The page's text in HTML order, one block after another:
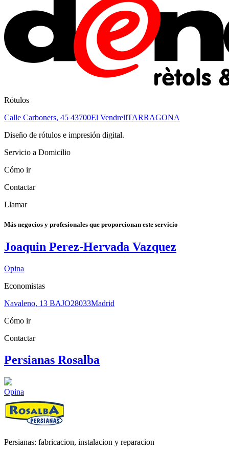
Rótulos
Calle Carboners, 45 43700El VendrellTARRAGONA
Diseño de rótulos e impresión digital.
Servicio a Domicilio
Cómo ir
Contactar
Llamar
Más negocios y profesionales que proporcionan este servicio
Joaquin Perez-Hervada Vazquez
Opina
Economistas
Navaleno, 13 BAJO28033Madrid
Cómo ir
Contactar
Persianas Rosalba
Opina
Persianas: fabricacion, instalacion y reparacion